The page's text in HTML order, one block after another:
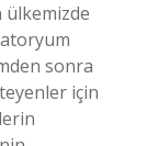
ülkemizde
sonra
için